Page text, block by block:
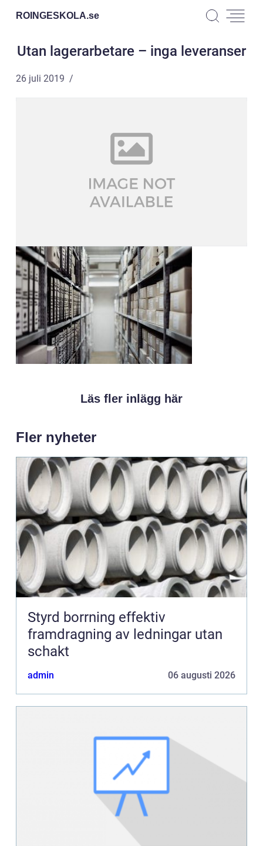
ROINGESKOLA.se
Utan lagerarbetare – inga leveranser
26 juli 2019
Läs fler inlägg här
Fler nyheter
Styrd borrning effektiv
framdragning av ledningar utan
schakt
admin 06 augusti 2026